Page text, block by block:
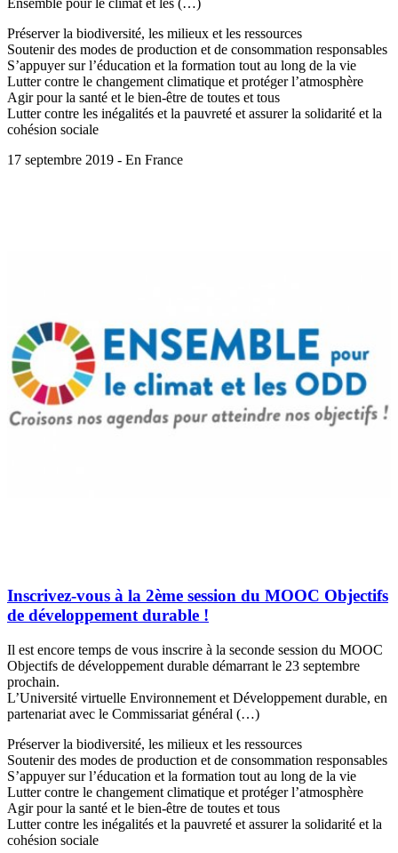
Préserver la biodiversité, les milieux et les ressources
Soutenir des modes de production et de consommation responsables
S’appuyer sur l’éducation et la formation tout au long de la vie
Lutter contre le changement climatique et protéger l’atmosphère
Agir pour la santé et le bien-être de toutes et tous
Lutter contre les inégalités et la pauvreté et assurer la solidarité et la
cohésion sociale
17 septembre 2019 - En France
Inscrivez-vous à la 2ème session du MOOC Objectifs
de développement durable !
Il est encore temps de vous inscrire à la seconde session du MOOC
Objectifs de développement durable démarrant le 23 septembre
prochain.
L’Université virtuelle Environnement et Développement durable, en
partenariat avec le Commissariat général (…)
Préserver la biodiversité, les milieux et les ressources
Soutenir des modes de production et de consommation responsables
S’appuyer sur l’éducation et la formation tout au long de la vie
Lutter contre le changement climatique et protéger l’atmosphère
Agir pour la santé et le bien-être de toutes et tous
Lutter contre les inégalités et la pauvreté et assurer la solidarité et la
cohésion sociale